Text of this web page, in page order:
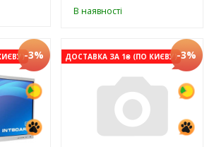
В наявності
-3% ДОСТАВКА ЗА 1₴ (ПО КИЄВУ)-3%